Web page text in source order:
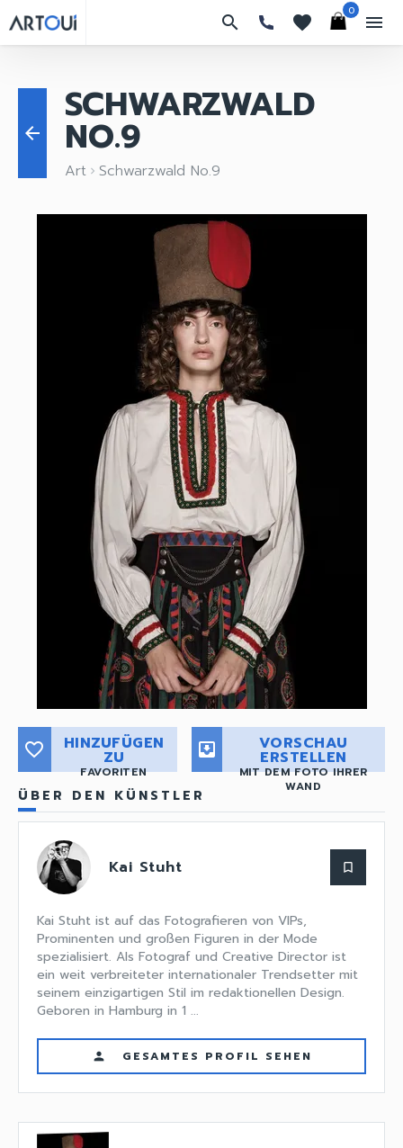
search favorites
0
menu
arrow_back
SCHWARZWALD
NO.9
Art keyboard_arrow_right Schwarzwald No.9
favorite_border HINZUFÜGEN
ZU
FAVORITEN
move_to_inbox VORSCHAU
ERSTELLEN
MIT DEM FOTO IHRER
WAND
ÜBER DEN KÜNSTLER
Kai Stuht bookmark_border
Kai Stuht ist auf das Fotografieren von VIPs,
Prominenten und großen Figuren in der Mode
spezialisiert. Als Fotograf und Creative Director ist
ein weit verbreiteter internationaler Trendsetter mit
seinem einzigartigen Stil im redaktionellen Design.
Geboren in Hamburg in 1 ...
person GESAMTES PROFIL SEHEN